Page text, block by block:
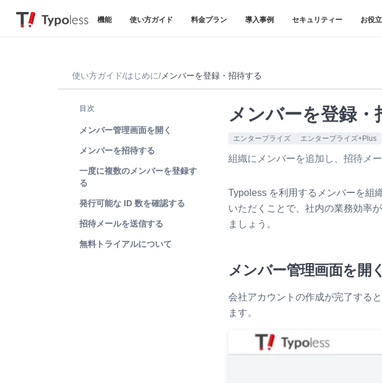
機能 使い方ガイド 料金プラン 導入事例 セキュリティー お役
使い方ガイド/はじめに/ メンバーを登録・招待する
目次
メンバー管理画面を開く
メンバーを招待する
一度に複数のメンバーを登録す
る
発行可能な ID 数を確認する
招待メールを送信する
無料トライアルについて
メンバーを登録・
エンタープライズ エンタープライズ+Plus
組織にメンバーを追加し、招待メ
Typoless を利用するメンバーを組
いただくことで、社内の業務効率
ましょう。
メンバー管理画面を開く
会社アカウントの作成が完了する
ます。